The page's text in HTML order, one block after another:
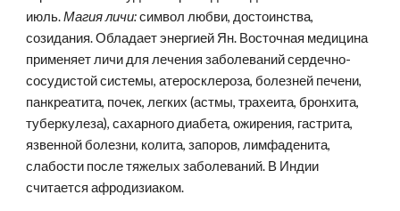
июль. Магия личи: символ любви, достоинства,
созидания. Обладает энергией Ян. Восточная медицина
применяет личи для лечения заболеваний сердечно-
сосудистой системы, атеросклероза, болезней печени,
панкреатита, почек, легких (астмы, трахеита, бронхита,
туберкулеза), сахарного диабета, ожирения, гастрита,
язвенной болезни, колита, запоров, лимфаденита,
слабости после тяжелых заболеваний. В Индии
считается афродизиаком.